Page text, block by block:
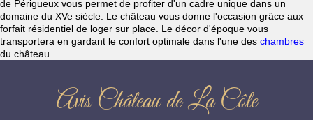
de Périgueux vous permet de profiter d'un cadre unique dans un
domaine du XVe siècle. Le château vous donne l'occasion grâce aux
forfait résidentiel de loger sur place. Le décor d'époque vous
transportera en gardant le confort optimale dans l'une des chambres
du château.
Avis Château de La Côte